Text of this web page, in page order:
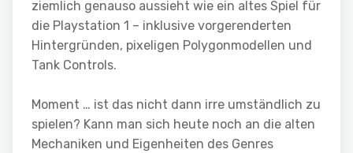
ziemlich genauso aussieht wie ein altes Spiel für
die Playstation 1 – inklusive vorgerenderten
Hintergründen, pixeligen Polygonmodellen und
Tank Controls.
Moment … ist das nicht dann irre umständlich zu
spielen? Kann man sich heute noch an die alten
Mechaniken und Eigenheiten des Genres